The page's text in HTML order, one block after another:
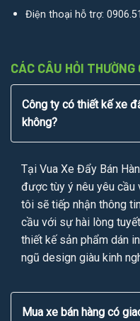
Điện thoại hỗ trợ:
CÁC CÂU HỎI THƯỜNG
Công ty có thiết kế xe
không?
Tại Vua Xe Đẩy Bán
được tùy ý nêu yêu cầu
tôi sẽ tiếp nhận thông
cầu với sự hài lòng
thiết kế sản phẩm dán
ngũ design giàu kinh
Mua xe bán hàng có